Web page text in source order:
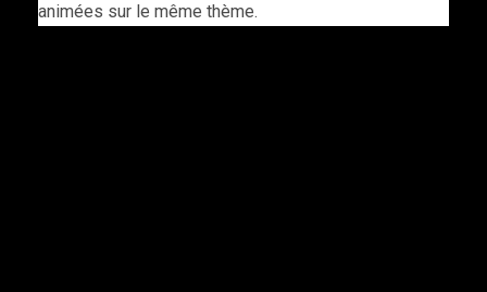
animées sur le même thème.